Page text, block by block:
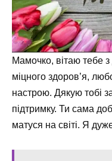
Мамочко, вітаю тебе
міцного здоров’я,
настрою. Дякую тобі
підтримку. Ти сама
матуся на світі. Я